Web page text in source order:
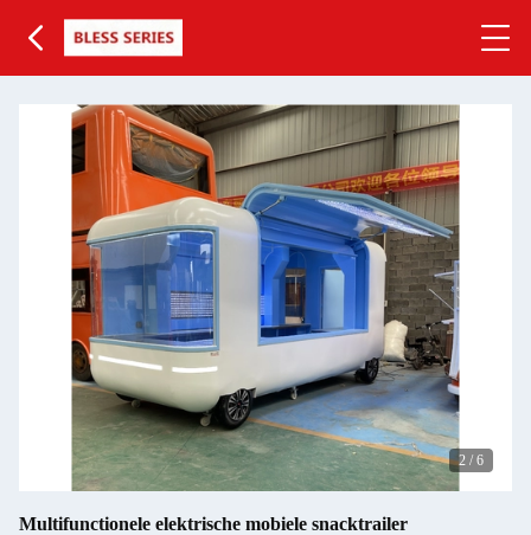
2 / 6
Multifunctionele elektrische mobiele snacktrailer